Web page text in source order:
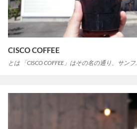
CISCO COFFEE
とは 「CISCO COFFEE」はその名の通り、サンフ…